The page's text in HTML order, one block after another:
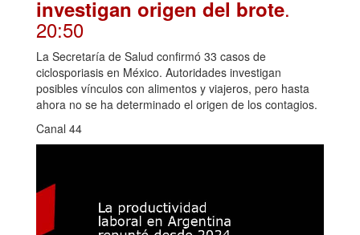
investigan origen del brote.
20:50
La Secretaría de Salud confirmó 33 casos de
ciclosporiasis en México. Autoridades investigan
posibles vínculos con alimentos y viajeros, pero hasta
ahora no se ha determinado el origen de los contagios.
Canal 44